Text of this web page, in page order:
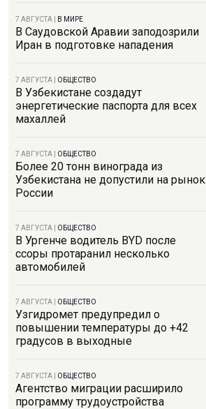
7 АВГУСТА В МИРЕ
В Саудовской Аравии заподозрили
Иран в подготовке нападения
7 АВГУСТА ОБЩЕСТВО
В Узбекистане создадут
энергетические паспорта для всех
махаллей
7 АВГУСТА ОБЩЕСТВО
Более 20 тонн винограда из
Узбекистана не допустили на рынок
России
7 АВГУСТА ОБЩЕСТВО
В Ургенче водитель BYD после
ссоры протаранил несколько
автомобилей
7 АВГУСТА ОБЩЕСТВО
Узгидромет предупредил о
повышении температуры до +42
градусов в выходные
7 АВГУСТА ОБЩЕСТВО
Агентство миграции расширило
программу трудоустройства